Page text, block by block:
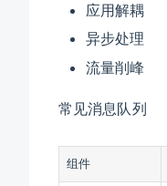
应用解耦
异步处理
流量削峰
常见消息队列
组件